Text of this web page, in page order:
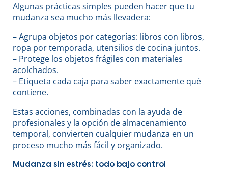
Algunas prácticas simples pueden hacer que tu
mudanza sea mucho más llevadera:
– Agrupa objetos por categorías: libros con libros,
ropa por temporada, utensilios de cocina juntos.
– Protege los objetos frágiles con materiales
acolchados.
– Etiqueta cada caja para saber exactamente qué
contiene.
Estas acciones, combinadas con la ayuda de
profesionales y la opción de almacenamiento
temporal, convierten cualquier mudanza en un
proceso mucho más fácil y organizado.
Mudanza sin estrés: todo bajo control